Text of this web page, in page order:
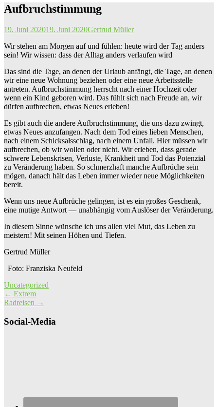
Aufbruchstimmung
19. Juni 202019. Juni 2020Gertrud Müller
Wir stehen am Morgen auf und fühlen: heute wird der Tag anders
sein! Wir wissen: dass der Alltag anders verlaufen wird
Das sind die Tage, an denen der Urlaub anfängt, die Tage, an denen
wir eine neue Wohnung beziehen oder eine neue Arbeitsstelle
antreten. Aufbruchstimmung herrscht nach einer Hochzeit oder
wenn ein Kind geboren wird. Das fühlt sich nach Freude an, wir
dürfen aufbrechen, etwas Neues erleben!
Es gibt auch die andere Aufbruchstimmung, die uns dazu zwingt,
etwas Neues anzufangen. Nach dem Tod eines lieben Menschen,
nach einem Schicksalsschlag, nach einem Unfall. Hier müssen wir
aufbrechen, ob wir wollen oder nicht. Wir erleben, dass gerade
schwere Lebenskrisen, Verluste, Krankheit und Tod das Potenzial
zu Veränderung haben. So schmerzhaft manche Aufbrüche sein
mögen, danach hält das Leben immer wieder neue Möglichkeiten
bereit.
Wenn uns neue Aufbrüche gelingen, ist es ein großes Geschenk,
eine mutige Antwort — unabhängig vom Auslöser der Veränderung.
In diesem Sinne wünsche ich uns allen viel Mut, das Leben zu
meistern! Mit seinen Höhen und Tiefen.
Gertrud Müller
Foto: Franziska Neufeld
Uncategorized
Post
navigation
← Extrem
Radreisen →
Social-Media